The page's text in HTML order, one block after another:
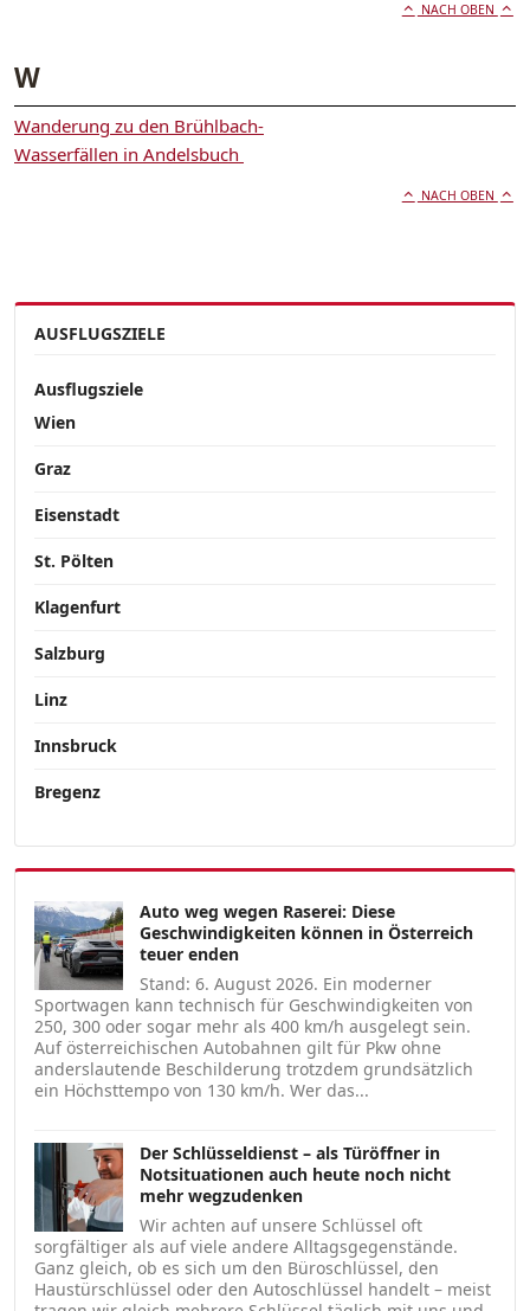
NACH OBEN
W
Wanderung zu den Brühlbach-
Wasserfällen in Andelsbuch
NACH OBEN
AUSFLUGSZIELE
Ausflugsziele
Wien
Graz
Eisenstadt
St. Pölten
Klagenfurt
Salzburg
Linz
Innsbruck
Bregenz
Auto weg wegen Raserei: Diese
Geschwindigkeiten können in Österreich
teuer enden
Stand: 6. August 2026. Ein moderner
Sportwagen kann technisch für Geschwindigkeiten von
250, 300 oder sogar mehr als 400 km/h ausgelegt sein.
Auf österreichischen Autobahnen gilt für Pkw ohne
anderslautende Beschilderung trotzdem grundsätzlich
ein Höchsttempo von 130 km/h. Wer das...
Der Schlüsseldienst – als Türöffner in
Notsituationen auch heute noch nicht
mehr wegzudenken
Wir achten auf unsere Schlüssel oft
sorgfältiger als auf viele andere Alltagsgegenstände.
Ganz gleich, ob es sich um den Büroschlüssel, den
Haustürschlüssel oder den Autoschlüssel handelt – meist